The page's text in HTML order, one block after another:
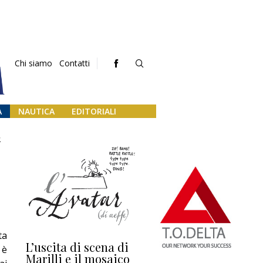
Chi siamo Contatti
NAUTICA EDITORIALI
L’uscita di scena di
Marilli e il mosaico
Darsena a Europa,